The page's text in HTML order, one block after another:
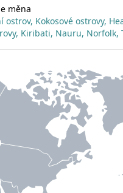
měna
ostrov, Kokosové ostrovy,
Kiribati, Nauru, Norfolk,